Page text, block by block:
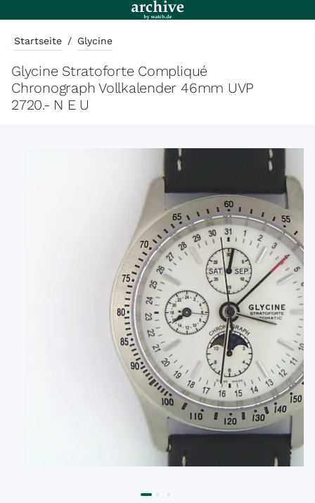
Startseite / Glycine
Glycine Stratoforte Compliqué
Chronograph Vollkalender 46mm UVP
2720.- N E U